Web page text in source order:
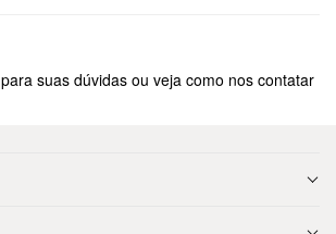
para suas dúvidas ou veja como nos contatar